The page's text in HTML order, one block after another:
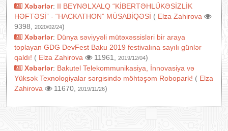
Xəbərlər: II BEYNƏLXALQ “KİBERTƏHLÜKƏSİZLİK
HƏFTƏSİ” - “HACKATHON” MÜSABİQƏSİ ( Elza Zahirova
9398,
2020/02/24)
Xəbərlər: Dünya səviyyəli mütəxəssisləri bir araya
toplayan GDG DevFest Baku 2019 festivalına sayılı günlər
qaldı! ( Elza Zahirova 11961, 2019/12/04)
Xəbərlər: Bakutel Telekommunikasiya, İnnovasiya və
Yüksək Texnologiyalar sərgisində möhtəşəm Robopark! ( Elza
Zahirova
11670, 2019/11/26)